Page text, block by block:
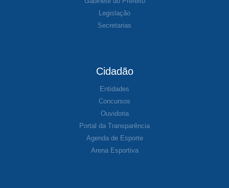
Legislação
Secretarias
Cidadão
Entidades
Concursos
Ouvidoria
Portal da Transparência
Agenda de Esporte
Arena Esportiva